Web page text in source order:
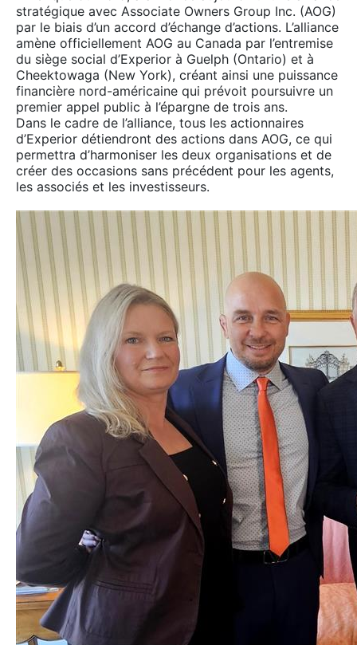
stratégique avec Associate Owners Group Inc. (AOG)
par le biais d’un accord d’échange d’actions. L’alliance
amène officiellement AOG au Canada par l’entremise
du siège social d’Experior à Guelph (Ontario) et à
Cheektowaga (New York), créant ainsi une puissance
financière nord-américaine qui prévoit poursuivre un
premier appel public à l’épargne de trois ans.
Dans le cadre de l’alliance, tous les actionnaires
d’Experior détiendront des actions dans AOG, ce qui
permettra d’harmoniser les deux organisations et de
créer des occasions sans précédent pour les agents,
les associés et les investisseurs.